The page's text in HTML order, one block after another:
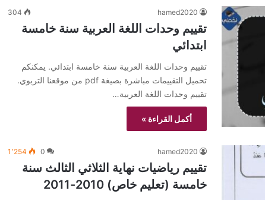
hamed2020
304
تقييم وحدات اللغة العربية سنة خامسة
ابتدائي
تقييم وحدات اللغة العربية سنة خامسة ابتدائي. يمكنكم
تحميل التقييمات مباشرة بصيغة pdf من موقعنا التربوي.
تقييم وحدات اللغة العربية…
أكمل القراءة »
hamed2020
0 1٬254
تقييم رياضيات نهاية الثلاثي الثالث سنة
خامسة (تعليم خاص) 2010-2011